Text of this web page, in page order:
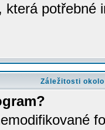
která potřebné
Záležitosti